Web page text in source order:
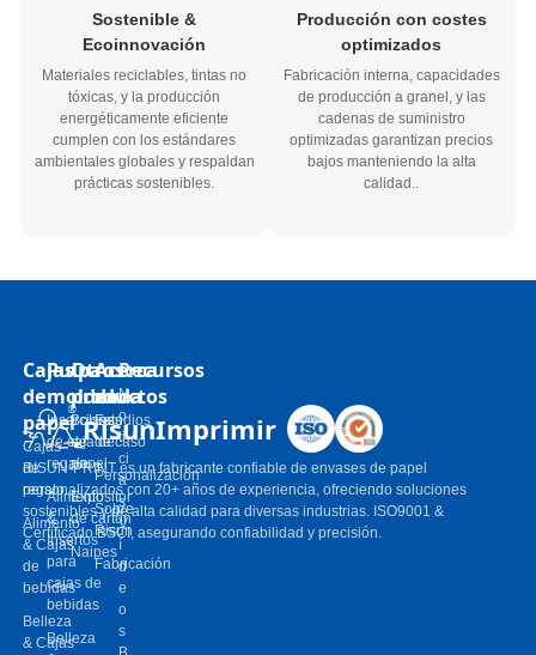
Sostenible &
Ecoinnovación
Materiales reciclables, tintas no
tóxicas, y la producción
energéticamente eficiente
cumplen con los estándares
ambientales globales y respaldan
prácticas sostenibles.
Producción con costes
optimizados
Fabricación interna, capacidades
de producción a granel, y las
cadenas de suministro
optimizadas garantizan precios
bajos manteniendo la alta
calidad..
Cajas
de
papel
Cajas
de
regalo
Alimento
& Cajas
de
bebidas
Belleza
& Cajas
Pulpa
moldeada
Inserciones
de caja de
regalo
Alimento
&
Insertos
para
cajas de
bebidas
Belleza
Otros
productos
Bolsas
de
papel
Expositor
de cartón
Naipes
Acerca
de
Estudios
de caso
Personalización
Sobre
Risun
Fabricación
Recursos
N
o
ti
ci
a
s
V
í
d
e
o
s
RisunImprimir
RISUN-PRINT es un fabricante confiable de envases de papel
personalizados con 20+ años de experiencia, ofreciendo soluciones
sostenibles y de alta calidad para diversas industrias. ISO9001 &
Certificado BSCI, asegurando confiabilidad y precisión.